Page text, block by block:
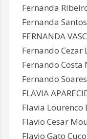
Fernanda
Fernanda
FERNANDA
Fernando Cezar
Fernando Costa
Fernando
FLAVIA
Flavia Lourenco
Flavio Cesar
Flavio Gato